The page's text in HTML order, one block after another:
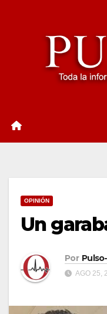
OPINIÓN
Un
Por
AGO 25,